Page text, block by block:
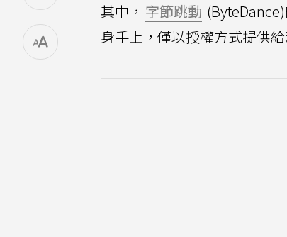
其中， 字節跳動
身手上，僅以授權方式提供